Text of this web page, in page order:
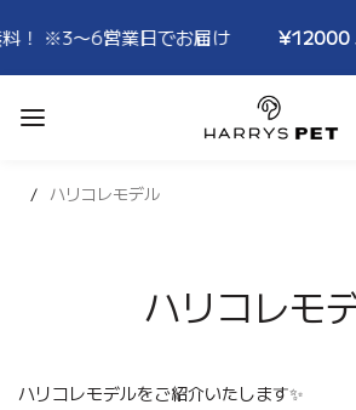
※3〜6営業日でお届け ¥12000以
ハリコレモデル
ハリコレモ
ハリコレモデルをご紹介いたします✨